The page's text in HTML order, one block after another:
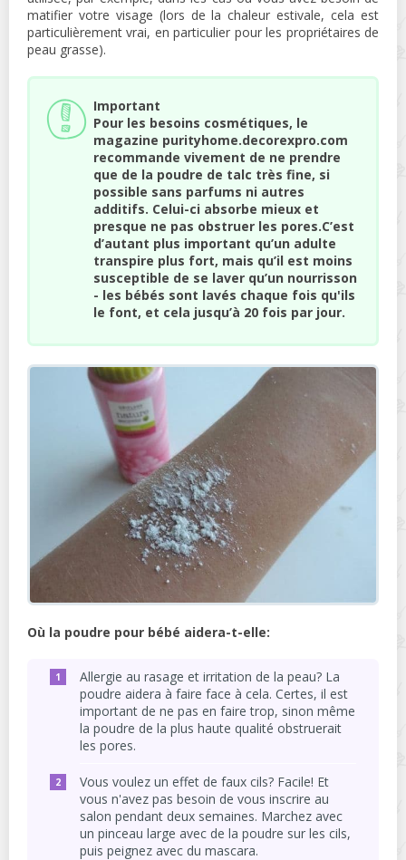
matifier votre visage (lors de la chaleur estivale, cela est
particulièrement vrai, en particulier pour les propriétaires de
peau grasse).
Important
Pour les besoins cosmétiques, le
magazine purityhome.decorexpro.com
recommande vivement de ne prendre
que de la poudre de talc très fine, si
possible sans parfums ni autres
additifs. Celui-ci absorbe mieux et
presque ne pas obstruer les pores.C’est
d’autant plus important qu’un adulte
transpire plus fort, mais qu’il est moins
susceptible de se laver qu’un nourrisson
- les bébés sont lavés chaque fois qu'ils
le font, et cela jusqu’à 20 fois par jour.
Où la poudre pour bébé aidera-t-elle:
Allergie au rasage et irritation de la peau? La
poudre aidera à faire face à cela. Certes, il est
important de ne pas en faire trop, sinon même
la poudre de la plus haute qualité obstruerait
les pores.
Vous voulez un effet de faux cils? Facile! Et
vous n'avez pas besoin de vous inscrire au
salon pendant deux semaines. Marchez avec
un pinceau large avec de la poudre sur les cils,
puis peignez avec du mascara.